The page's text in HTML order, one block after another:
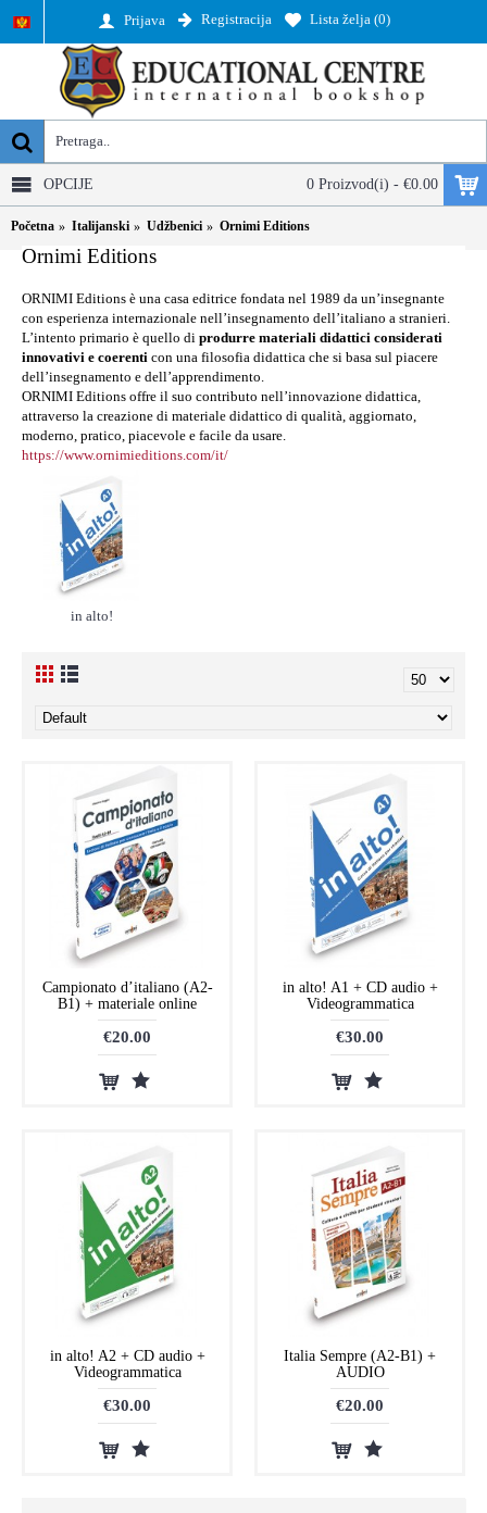
Prijava Registracija Lista želja (0)
0 Proizvod(i) - €0.00
OPCIJE
Početna Italijanski Udžbenici Ornimi Editions
Ornimi Editions
ORNIMI Editions è una casa editrice fondata nel 1989 da un’insegnante
con esperienza internazionale nell’insegnamento dell’italiano a stranieri.
L’intento primario è quello di produrre materiali didattici considerati
innovativi e coerenti con una filosofia didattica che si basa sul piacere
dell’insegnamento e dell’apprendimento.
ORNIMI Editions offre il suo contributo nell’innovazione didattica,
attraverso la creazione di materiale didattico di qualità, aggiornato,
moderno, pratico, piacevole e facile da usare.
https://www.ornimieditions.com/it/
in alto!
Campionato d’italiano (A2-
B1) + materiale online
€20.00
in alto! A1 + CD audio +
Videogrammatica
€30.00
in alto! A2 + CD audio +
Videogrammatica
€30.00
Italia Sempre (A2-B1) +
AUDIO
€20.00